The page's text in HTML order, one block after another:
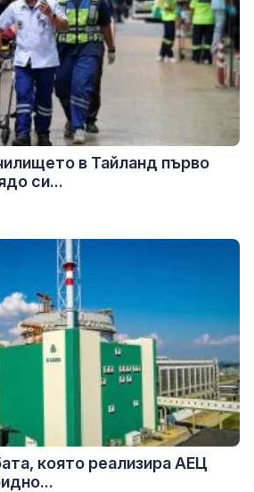
в Тайланд първо
си...
която реализира АЕЦ